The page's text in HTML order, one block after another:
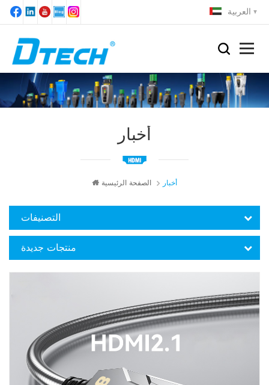
العربية
أخبار
الصفحة الرئيسية أخبار
التصنيفات
منتجات جديدة